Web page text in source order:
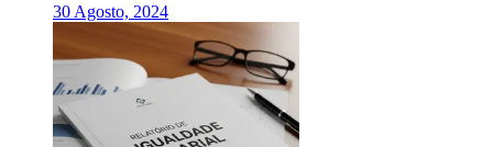
30 Agosto, 2024